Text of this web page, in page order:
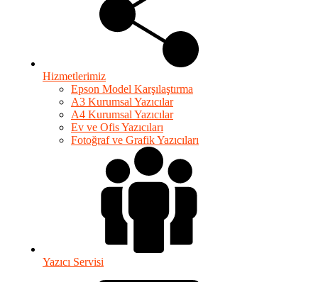
Hizmetlerimiz
Epson Model Karşılaştırma
A3 Kurumsal Yazıcılar
A4 Kurumsal Yazıcılar
Ev ve Ofis Yazıcıları
Fotoğraf ve Grafik Yazıcıları
Yazıcı Servisi